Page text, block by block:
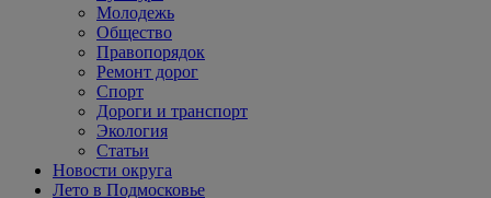
Молодежь
Общество
Правопорядок
Ремонт дорог
Спорт
Дороги и транспорт
Экология
Статьи
Новости округа
Лето в Подмосковье